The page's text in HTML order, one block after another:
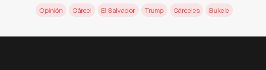
Opinión
Cárcel El Salvador Trump Cárceles Bukele